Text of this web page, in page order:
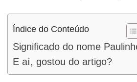
Índice do Conteúdo
Significado do nome
E aí, gostou do artigo?